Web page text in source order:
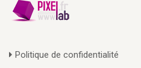
Politique de confidentialité